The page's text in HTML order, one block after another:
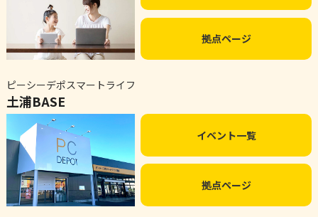
拠点ページ
ピーシーデポスマートライフ
土浦BASE
イベント一覧
拠点ページ